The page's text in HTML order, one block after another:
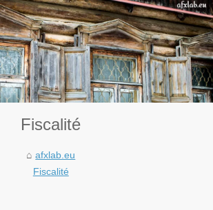
Fiscalité
afxlab.eu
Fiscalité